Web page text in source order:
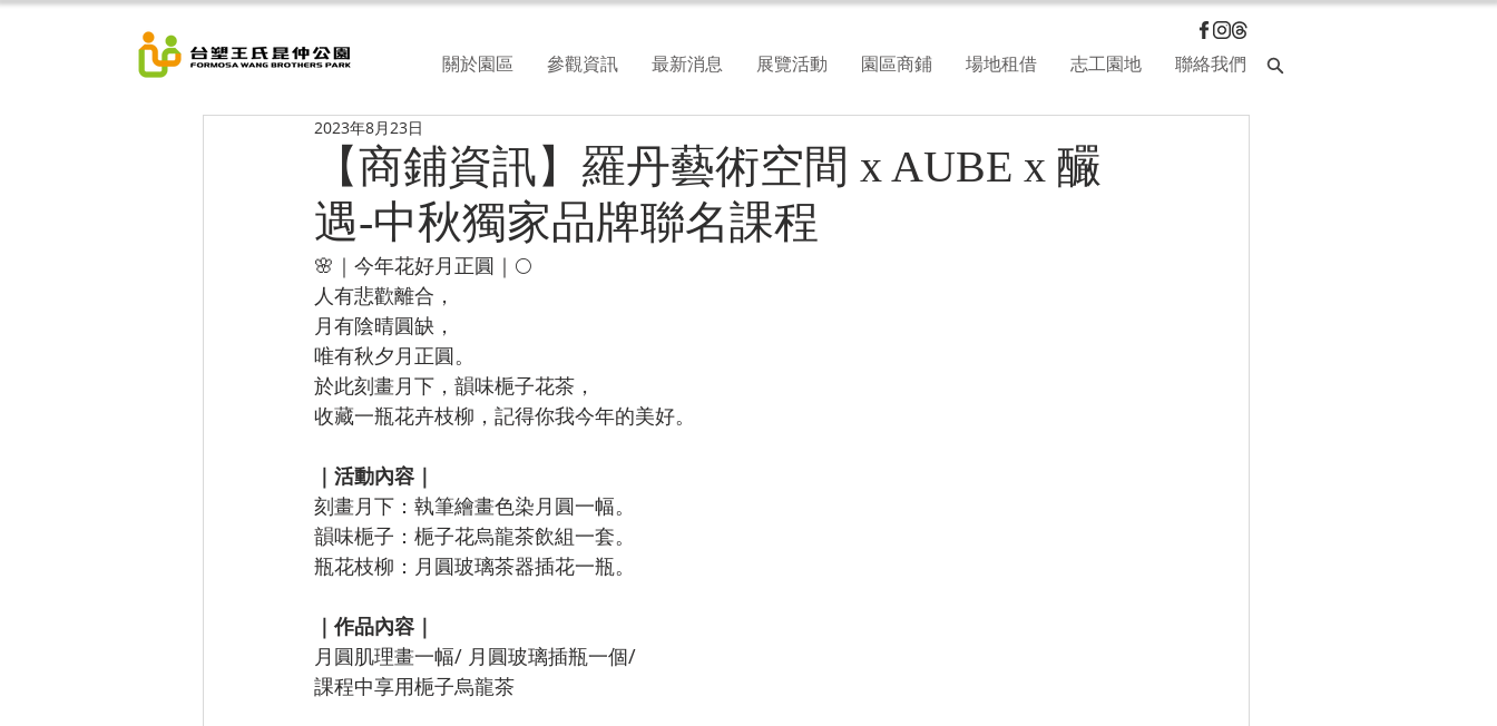
關於園區 參觀資訊 最新消息 展覽活動 園區商鋪 場地租借 志工園地 聯絡我們
【商鋪資訊】羅丹藝術空間 x AUBE x 釅
遇-中秋獨家品牌聯名課程
2023年8月23日
🌸｜今年花好月正圓｜🌕
人有悲歡離合，
月有陰晴圓缺，
唯有秋夕月正圓。
於此刻畫月下，韻味梔子花茶，
收藏一瓶花卉枝柳，記得你我今年的美好。
｜活動內容｜
刻畫月下：執筆繪畫色染月圓一幅。
韻味梔子：梔子花烏龍茶飲組一套。
瓶花枝柳：月圓玻璃茶器插花一瓶。
｜作品內容｜
月圓肌理畫一幅/ 月圓玻璃插瓶一個/
課程中享用梔子烏龍茶